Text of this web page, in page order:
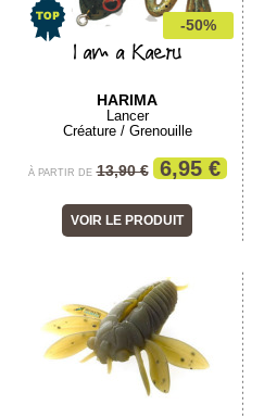
-50%
I am a Kaeru
HARIMA
Lancer
Créature / Grenouille
À PARTIR DE 13,90 € 6,95 €
VOIR LE PRODUIT